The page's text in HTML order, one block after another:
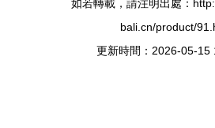
如若轉載，請注明出處：
bali.cn/product/
更新時間：2026-05-15